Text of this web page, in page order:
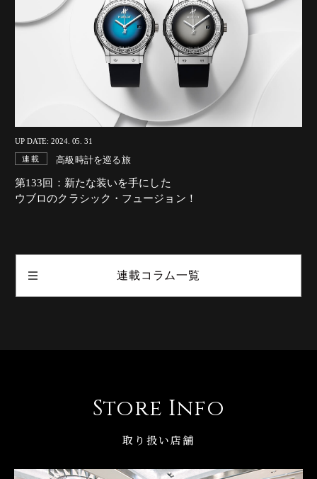
UP DATE: 2024. 05. 31
連載 高級時計を巡る旅
第133回：新たな装いを手にした
ウブロのクラシック・フュージョン！
連載コラム一覧
Store Info
取り扱い店舗